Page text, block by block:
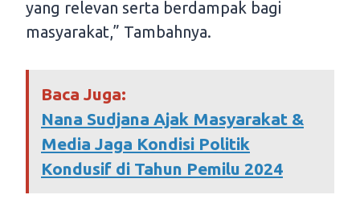
yang relevan serta berdampak bagi
masyarakat,” Tambahnya.
Baca Juga:
Nana Sudjana Ajak Masyarakat &
Media Jaga Kondisi Politik
Kondusif di Tahun Pemilu 2024